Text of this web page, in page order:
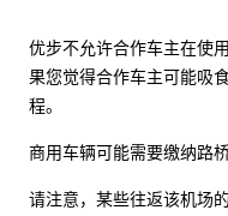
优步不允许合作车主在使
果您觉得合作车主可能吸
程。
商用车辆可能需要缴纳路
请注意，某些往返该机场